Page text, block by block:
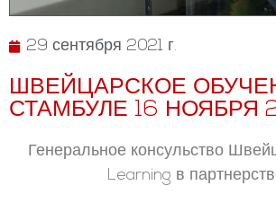
29 сентября 2021 г.
ШВЕЙЦАРСКОЕ
СТАМБУЛЕ 16 НОЯБРЯ
Генеральное консульство
Learning в